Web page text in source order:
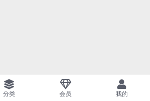
分类 会员 我的